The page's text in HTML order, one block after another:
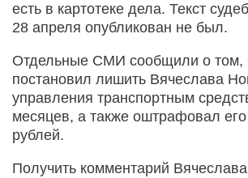
есть в картотеке дела. Текст
28 апреля опубликован не был.
Отдельные СМИ сообщили о том,
постановил лишить Вячеслава
управления транспортным
месяцев, а также оштрафовал
рублей.
Получить комментарий